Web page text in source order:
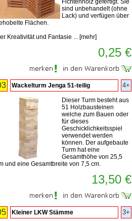
Fichtenholz gefertigt. Sie
sind unbehandelt (ohne
Lack) und verfügen über
Flächen.
Kreativität und Fantasie ... [mehr]
0,25 €
Wackelturm Jenga 51-teilig 4+
Dieser Turm besteht aus
51 Holzbausteinen
welche zum Bauen oder
für dieses
Geschicklichkeitsspiel
verwendet werden
können. Der aufgebaute
Turm hat eine
Gesamthöhe von 25,5
und eine Gesamtbreite von 7,5 cm.
13,50 €
Kleiner LKW Stämme 3+